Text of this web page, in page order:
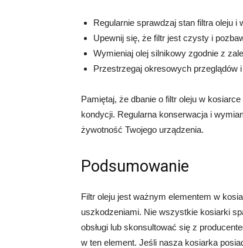
Regularnie sprawdzaj stan filtra oleju i
Upewnij się, że filtr jest czysty i
Wymieniaj olej silnikowy zgodnie z
Przestrzegaj okresowych przeglądów
Pamiętaj, że dbanie o filtr oleju w
kondycji. Regularna konserwacja i
żywotność Twojego urządzenia.
Podsumowanie
Filtr oleju jest ważnym elementem w
uszkodzeniami. Nie wszystkie kosiarki
obsługi lub skonsultować się z
w ten element. Jeśli nasza kosiarka